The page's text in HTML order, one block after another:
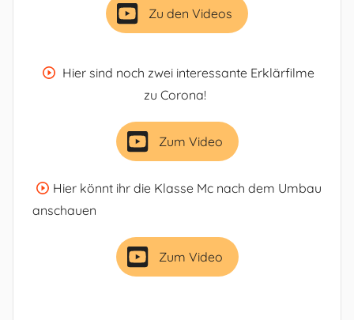
Zu den Videos
Hier sind noch zwei interessante Erklärfilme
zu Corona!
Zum Video
Hier könnt ihr die Klasse Mc nach dem Umbau
anschauen
Zum Video